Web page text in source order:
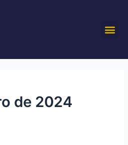
de 2024